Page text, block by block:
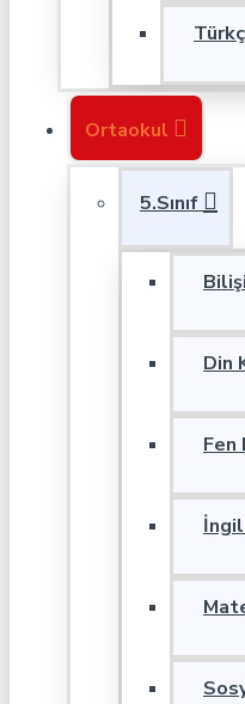
Ortaokul
5.Sınıf
Din
Fen